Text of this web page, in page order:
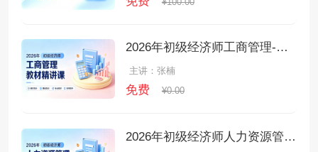
¥100.00
2026年初级经济师工商管理-教材精讲课
主讲：张楠
免费 ¥0.00
2026年初级经济师人力资源管理-教材精讲课